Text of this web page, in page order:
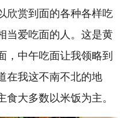
欣赏到面的各种各样吃
当爱吃面的人。这是黄
，中午吃面让我领略到
在我这不南不北的地
大多数以米饭为主。